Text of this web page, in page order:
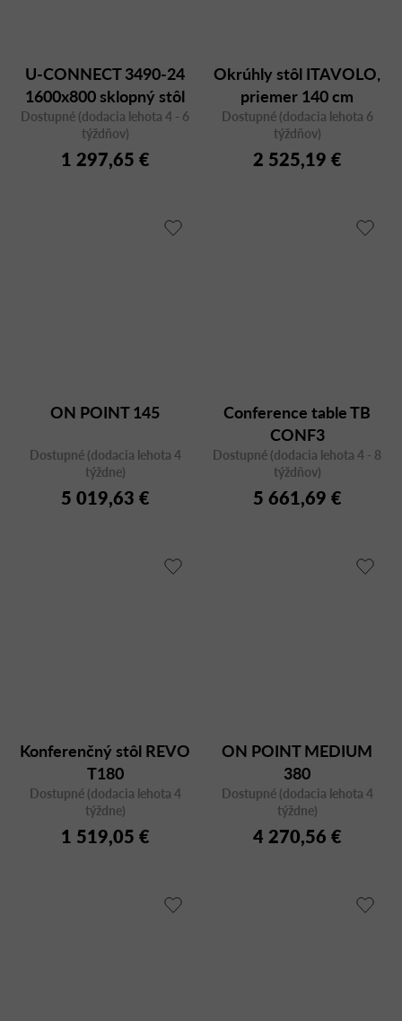
U-CONNECT 3490-24
1600x800 sklopný stôl
Dostupné (dodacia lehota 4 - 6
týždňov)
1 297,65 €
Okrúhly stôl ITAVOLO,
priemer 140 cm
Dostupné (dodacia lehota 6
týždňov)
2 525,19 €
ON POINT 145
Dostupné (dodacia lehota 4
týždne)
5 019,63 €
Conference table TB
CONF3
Dostupné (dodacia lehota 4 - 8
týždňov)
5 661,69 €
Konferenčný stôl REVO
T180
Dostupné (dodacia lehota 4
týždne)
1 519,05 €
ON POINT MEDIUM
380
Dostupné (dodacia lehota 4
týždne)
4 270,56 €